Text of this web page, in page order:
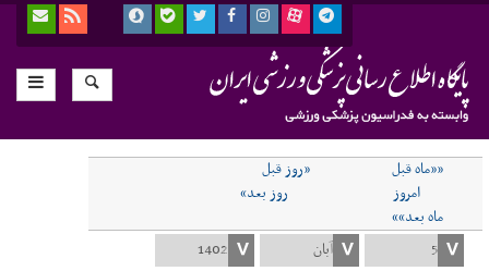
««ماه قبل
«روز قبل
امروز
روز بعد»
ماه بعد»»